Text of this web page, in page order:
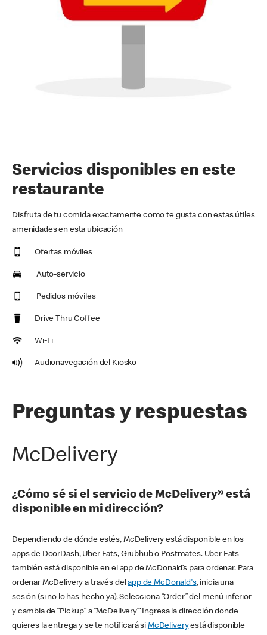
Servicios disponibles en este
restaurante
Disfruta de tu comida exactamente como te gusta con estas útiles
amenidades en esta ubicación
Ofertas móviles
Auto-servicio
Pedidos móviles
Drive Thru Coffee
Wi-Fi
Audionavegación del Kiosko
Preguntas y respuestas
McDelivery
¿Cómo sé si el servicio de McDelivery® está
disponible en mi dirección?
Dependiendo de dónde estés, McDelivery está disponible en los
apps de DoorDash, Uber Eats, Grubhub o Postmates. Uber Eats
también está disponible en el app de McDonald’s para ordenar. Para
ordenar McDelivery a través delapp de McDonald's, inicia una
sesión (si no lo has hecho ya). Selecciona “Order” del menú inferior
y cambia de “Pickup” a “McDelivery’” Ingresa la dirección donde
quieres la entrega y se te notificará si McDeliveryestá disponible